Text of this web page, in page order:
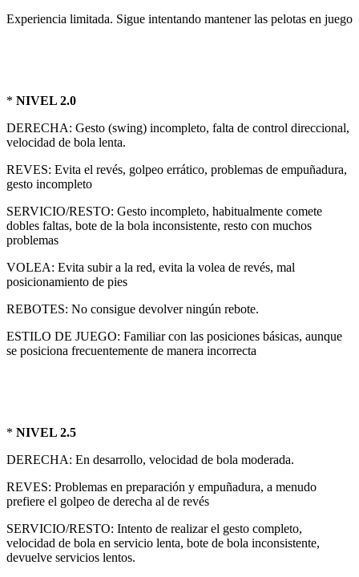
Experiencia limitada. Sigue intentando mantener las pelotas en juego
* NIVEL 2.0
DERECHA: Gesto (swing) incompleto, falta de control direccional,
velocidad de bola lenta.
REVES: Evita el revés, golpeo errático, problemas de empuñadura,
gesto incompleto
SERVICIO/RESTO: Gesto incompleto, habitualmente comete
dobles faltas, bote de la bola inconsistente, resto con muchos
problemas
VOLEA: Evita subir a la red, evita la volea de revés, mal
posicionamiento de pies
REBOTES: No consigue devolver ningún rebote.
ESTILO DE JUEGO: Familiar con las posiciones básicas, aunque
se posiciona frecuentemente de manera incorrecta
* NIVEL 2.5
DERECHA: En desarrollo, velocidad de bola moderada.
REVES: Problemas en preparación y empuñadura, a menudo
prefiere el golpeo de derecha al de revés
SERVICIO/RESTO: Intento de realizar el gesto completo,
velocidad de bola en servicio lenta, bote de bola inconsistente,
devuelve servicios lentos.